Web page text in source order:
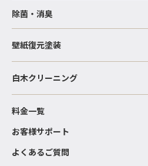
除菌・消臭
壁紙復元塗装
白木クリーニング
料金一覧
お客様サポート
よくあるご質問